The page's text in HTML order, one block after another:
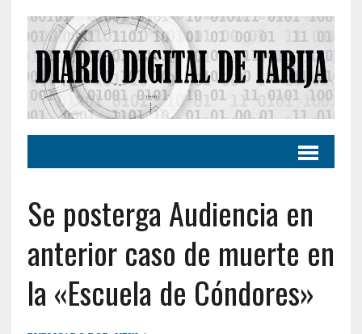
Se posterga Audiencia en
anterior caso de muerte en
la «Escuela de Cóndores»